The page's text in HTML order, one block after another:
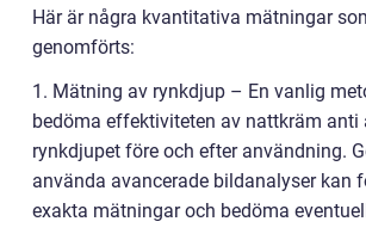
Här är några kvantitativa mätningar
genomförts:
1. Mätning av rynkdjup – En vanlig
bedöma effektiviteten av nattkräm anti
rynkdjupet före och efter användning.
använda avancerade bildanalyser kan
exakta mätningar och bedöma